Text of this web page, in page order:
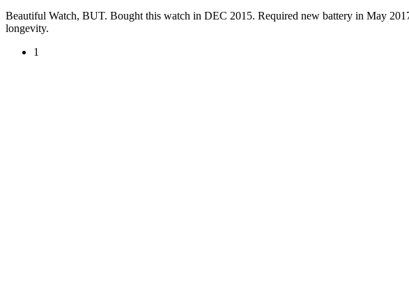
Beautiful Watch, BUT. Bought this watch in DEC 2015. Required new battery in May
longevity.
1